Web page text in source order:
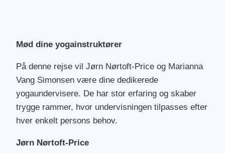
Mød dine yogainstruktører
På denne rejse vil Jørn Nørtoft-Price og Marianna
Vang Simonsen være dine dedikerede
yogaundervisere. De har stor erfaring og skaber
trygge rammer, hvor undervisningen tilpasses efter
hver enkelt persons behov.
Jørn Nørtoft-Price